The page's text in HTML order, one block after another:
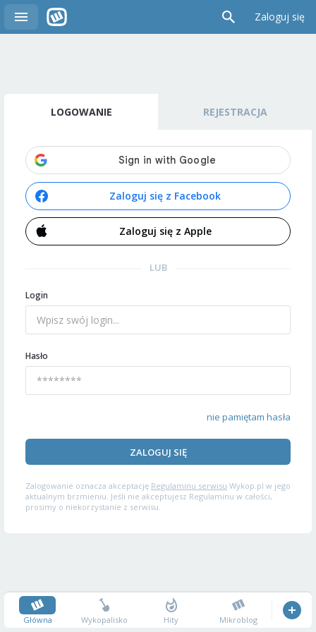
Zaloguj się
LOGOWANIE REJESTRACJA
Zaloguj się z Facebook
Zaloguj się z Apple
LUB
Login
Hasło
nie pamiętam hasła
ZALOGUJ SIĘ
Zalogowanie oznacza akceptację Regulaminu serwisu Wykop.pl w jego
aktualnym brzmieniu. Jeśli nie akceptujesz Regulaminu w całości,
prosimy o niekorzystanie z serwisu.
Główna Wykopalisko Hity Mikroblog